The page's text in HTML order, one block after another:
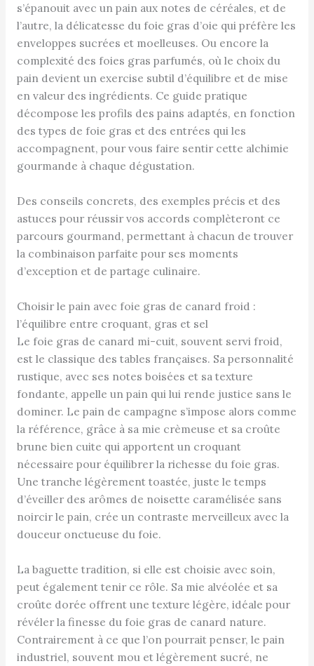
s’épanouit avec un pain aux notes de céréales, et de
l’autre, la délicatesse du foie gras d’oie qui préfère les
enveloppes sucrées et moelleuses. Ou encore la
complexité des foies gras parfumés, où le choix du
pain devient un exercise subtil d’équilibre et de mise
en valeur des ingrédients. Ce guide pratique
décompose les profils des pains adaptés, en fonction
des types de foie gras et des entrées qui les
accompagnent, pour vous faire sentir cette alchimie
gourmande à chaque dégustation.
Des conseils concrets, des exemples précis et des
astuces pour réussir vos accords complèteront ce
parcours gourmand, permettant à chacun de trouver
la combinaison parfaite pour ses moments
d’exception et de partage culinaire.
Choisir le pain avec foie gras de canard froid :
l’équilibre entre croquant, gras et sel
Le foie gras de canard mi-cuit, souvent servi froid,
est le classique des tables françaises. Sa personnalité
rustique, avec ses notes boisées et sa texture
fondante, appelle un pain qui lui rende justice sans le
dominer. Le pain de campagne s’impose alors comme
la référence, grâce à sa mie crèmeuse et sa croûte
brune bien cuite qui apportent un croquant
nécessaire pour équilibrer la richesse du foie gras.
Une tranche légèrement toastée, juste le temps
d’éveiller des arômes de noisette caramélisée sans
noircir le pain, crée un contraste merveilleux avec la
douceur onctueuse du foie.
La baguette tradition, si elle est choisie avec soin,
peut également tenir ce rôle. Sa mie alvéolée et sa
croûte dorée offrent une texture légère, idéale pour
révéler la finesse du foie gras de canard nature.
Contrairement à ce que l’on pourrait penser, le pain
industriel, souvent mou et légèrement sucré, ne